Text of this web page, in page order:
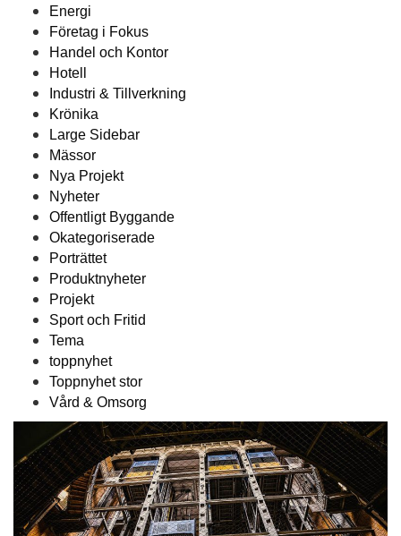
Energi
Företag i Fokus
Handel och Kontor
Hotell
Industri & Tillverkning
Krönika
Large Sidebar
Mässor
Nya Projekt
Nyheter
Offentligt Byggande
Okategoriserade
Porträttet
Produktnyheter
Projekt
Sport och Fritid
Tema
toppnyhet
Toppnyhet stor
Vård & Omsorg